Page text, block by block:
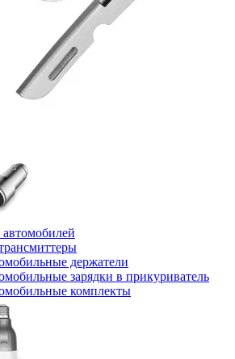
держатели
зарядки в прикуриватель
комплекты